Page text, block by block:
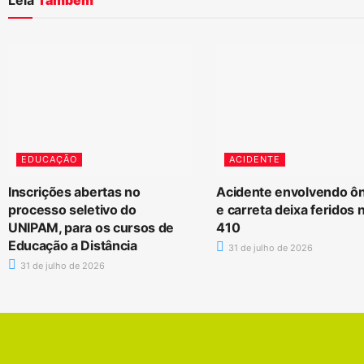
EDUCAÇÃO
Inscrições abertas no
processo seletivo do
UNIPAM, para os cursos de
Educação a Distância
31 de julho de 2026
ACIDENTE
Acidente envolvendo
e carreta deixa feridos
410
31 de julho de 2026